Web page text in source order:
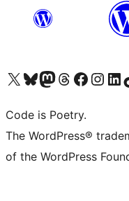
Visita il nostro account X (ex Twitter)
Visita il nostro account Bluesky
Visita il nostro account Mastodon
Visita il nostro account Threads
Visita la nostra pagina
Visita il nostro
Visita il
Code is Poetry.
The WordPress®
of the WordPress